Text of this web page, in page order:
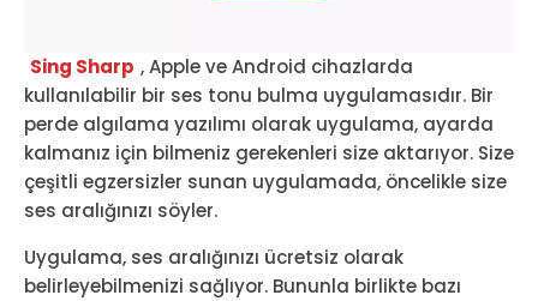
Sing Sharp , Apple ve Android cihazlarda
kullanılabilir bir ses tonu bulma uygulamasıdır. Bir
perde algılama yazılımı olarak uygulama, ayarda
kalmanız için bilmeniz gerekenleri size aktarıyor. Size
çeşitli egzersizler sunan uygulamada, öncelikle size
ses aralığınızı söyler.
Uygulama, ses aralığınızı ücretsiz olarak
belirleyebilmenizi sağlıyor. Bununla birlikte bazı